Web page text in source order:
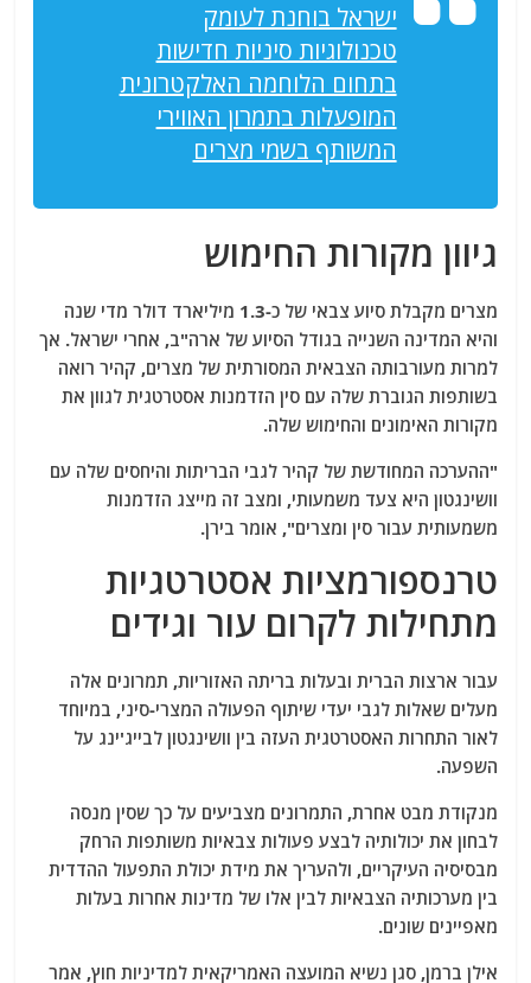
ישראל בוחנת לעומק
טכנולוגיות סיניות חדישות
בתחום הלוחמה האלקטרונית
המופעלות בתמרון האווירי
המשותף בשמי מצרים
גיוון מקורות החימוש
מצרים מקבלת סיוע צבאי של כ-1.3 מיליארד דולר מדי שנה
והיא המדינה השנייה בגודל הסיוע של ארה"ב, אחרי ישראל. אך
למרות מעורבותה הצבאית המסורתית של מצרים, קהיר רואה
בשותפות הגוברת שלה עם סין הזדמנות אסטרטגית לגוון את
מקורות האימונים והחימוש שלה.
"ההערכה המחודשת של קהיר לגבי הבריתות והיחסים שלה עם
וושינגטון היא צעד משמעותי, ומצב זה מייצג הזדמנות
משמעותית עבור סין ומצרים", אומר בירן.
טרנספורמציות אסטרטגיות
מתחילות לקרום עור וגידים
עבור ארצות הברית ובעלות בריתה האזוריות, תמרונים אלה
מעלים שאלות לגבי יעדי שיתוף הפעולה המצרי-סיני, במיוחד
לאור התחרות האסטרטגית העזה בין וושינגטון לבייג'ינג על
השפעה.
מנקודת מבט אחרת, התמרונים מצביעים על כך שסין מנסה
לבחון את יכולותיה לבצע פעולות צבאיות משותפות הרחק
מבסיסיה העיקריים, ולהעריך את מידת יכולת התפעול ההדדית
בין מערכותיה הצבאיות לבין אלו של מדינות אחרות בעלות
מאפיינים שונים.
אילן ברמן, סגן נשיא המועצה האמריקאית למדיניות חוץ, אמר